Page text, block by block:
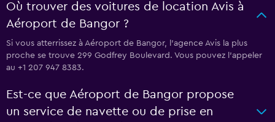
Où trouver des voitures de location Avis à
Aéroport de Bangor ?
Si vous atterrissez à Aéroport de Bangor, l’agence Avis la plus
proche se trouve 299 Godfrey Boulevard. Vous pouvez l’appeler
au +1 207 947 8383.
Est-ce que Aéroport de Bangor propose
un service de navette ou de prise en